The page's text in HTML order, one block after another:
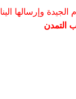
وإرسالها الينا
التمدن